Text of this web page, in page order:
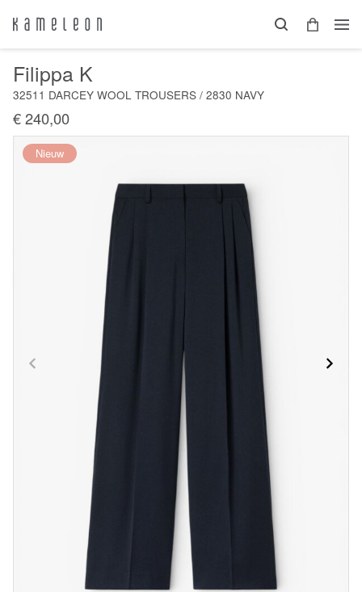
Filippa K
32511 DARCEY WOOL TROUSERS / 2830 NAVY
€ 240,00
Nieuw